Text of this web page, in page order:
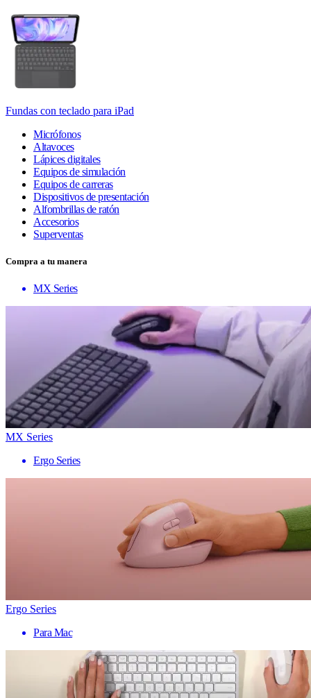
Fundas con teclado para iPad
Micrófonos
Altavoces
Lápices digitales
Equipos de simulación
Equipos de carreras
Dispositivos de presentación
Alfombrillas de ratón
Accesorios
Superventas
Compra a tu manera
MX Series
MX Series
Ergo Series
Ergo Series
Para Mac